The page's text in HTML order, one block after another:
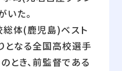
た。
総体(鹿児島)ベスト
となる全国高校選手
とき、前監督である